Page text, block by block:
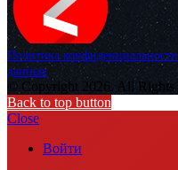
Политика
данных
© Copyright 2026, All
Back to top button
Close
Войти